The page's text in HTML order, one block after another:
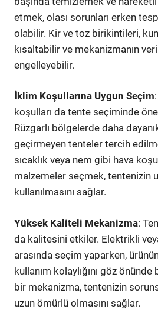
etmek, olası sorunları erken
olabilir. Kir ve toz birikintileri,
kısaltabilir ve mekanizmanın
engelleyebilir.
İklim Koşullarına Uygun Seçim
koşulları da tente seçiminde
Rüzgarlı bölgelerde daha
geçirmeyen tenteler tercih
sıcaklık veya nem gibi hava
malzemeler seçmek, tentenizin
kullanılmasını sağlar.
Yüksek Kaliteli Mekanizma:
da kalitesini etkiler. Elektrikli
arasında seçim yaparken,
kullanım kolaylığını göz
bir mekanizma, tentenizin
uzun ömürlü olmasını sağlar.